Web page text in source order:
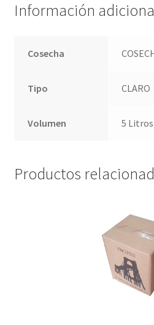
Información
Cosecha
Tipo CLARO
Volumen 5 Litros
Productos